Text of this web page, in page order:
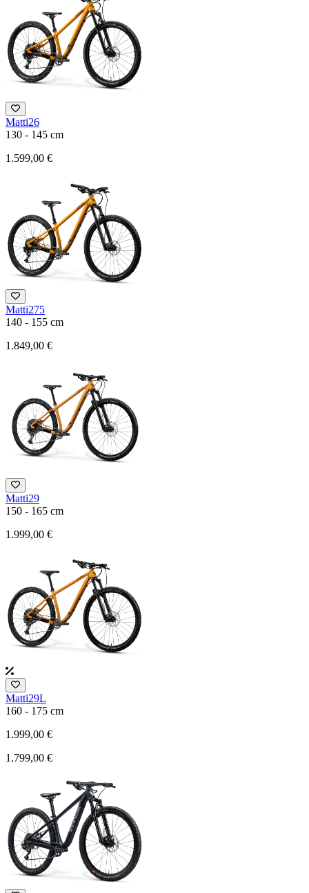
Matti26
130 - 145 cm
1.599,00 €
Matti275
140 - 155 cm
1.849,00 €
Matti29
150 - 165 cm
1.999,00 €
Matti29L
160 - 175 cm
1.999,00 €
1.799,00 €